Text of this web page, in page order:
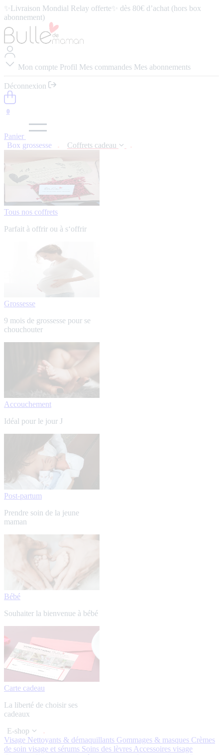
✨Livraison Mondial Relay offerte✨ dès 80€ d’achat (hors box
abonnement)
⭐️ 4,9/5 (57 avis google) ⭢
Mon compte Profil Mes commandes Mes abonnements
Déconnexion
0
Panier
Box grossesse
Coffrets cadeau
Tous nos coffrets
Parfait à offrir ou à s‘offrir
Grossesse
9 mois de grossesse pour se
chouchouter
Accouchement
Idéal pour le jour J
Post-partum
Prendre soin de la jeune
maman
Bébé
Souhaiter la bienvenue à bébé
Carte cadeau
La liberté de choisir ses
cadeaux
E-shop
Visage Nettoyants & démaquillants Gommages & masques Crèmes
de soin visage et sérums Soins des lèvres Accessoires visage